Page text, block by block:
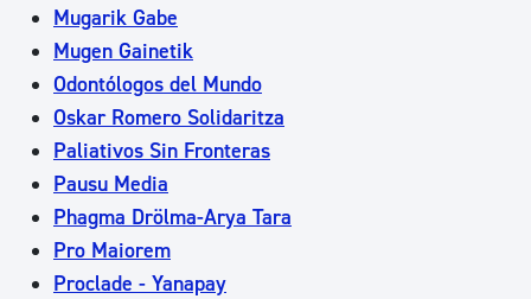
Mugarik Gabe
Mugen Gainetik
Odontólogos del Mundo
Oskar Romero Solidaritza
Paliativos Sin Fronteras
Pausu Media
Phagma Drölma-Arya Tara
Pro Maiorem
Proclade - Yanapay